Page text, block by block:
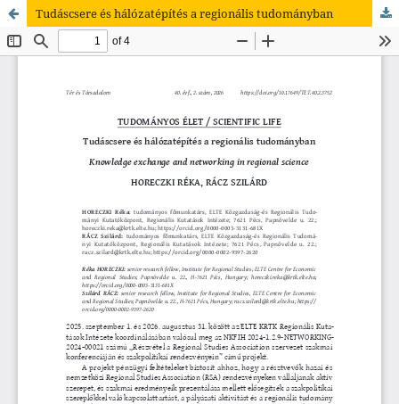
Tudáscsere és hálózatépítés a regionális tudományban